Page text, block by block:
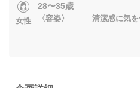
女性
28〜35歳
〈容姿〉 清潔感に気を